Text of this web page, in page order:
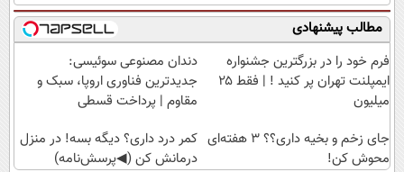
مطالب پیشنهادی
فرم خود را در بزرگترین جشنواره
ایمپلنت تهران پر کنید ! | فقط ۲۵
میلیون
دندان مصنوعی سوئیسی:
جدیدترین فناوری اروپا، سبک و
مقاوم | پرداخت قسطی
جای زخم و بخیه داری؟؟ 3 هفته‌ای
محوش کن!
کمر درد داری؟ دیگه بسه! در منزل
درمانش کن (◀پرسش‌نامه)